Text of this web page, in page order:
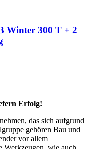
Winter 300 T + 2
Erfolg!
das sich aufgrund
gehören Bau und
vor allem
Werkzeugen, wie auch